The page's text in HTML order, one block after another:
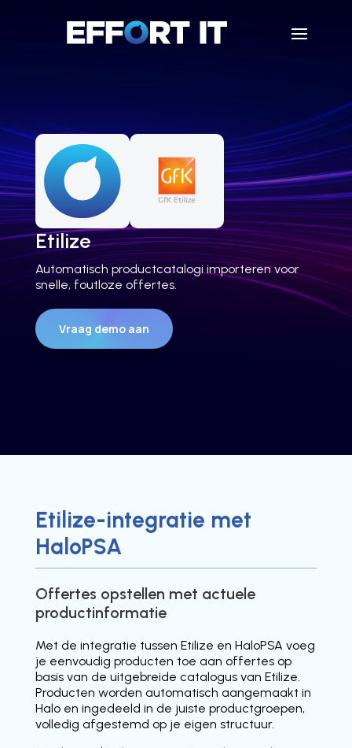
Etilize
Automatisch productcatalogi importeren voor
snelle, foutloze offertes.
Vraag demo aan
Etilize-integratie met
HaloPSA
Offertes opstellen met actuele
productinformatie
Met de integratie tussen Etilize en HaloPSA voeg
je eenvoudig producten toe aan offertes op
basis van de uitgebreide catalogus van Etilize.
Producten worden automatisch aangemaakt in
Halo en ingedeeld in de juiste productgroepen,
volledig afgestemd op je eigen structuur.